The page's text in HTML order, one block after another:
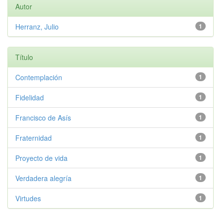
Autor
1
Herranz, Julio
Título
1
Contemplación
1
Fidelidad
1
Francisco de Asís
1
Fraternidad
1
Proyecto de vida
1
Verdadera alegría
1
Virtudes